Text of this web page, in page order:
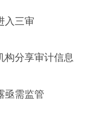
入三审
构分享审计信息
亟需监管